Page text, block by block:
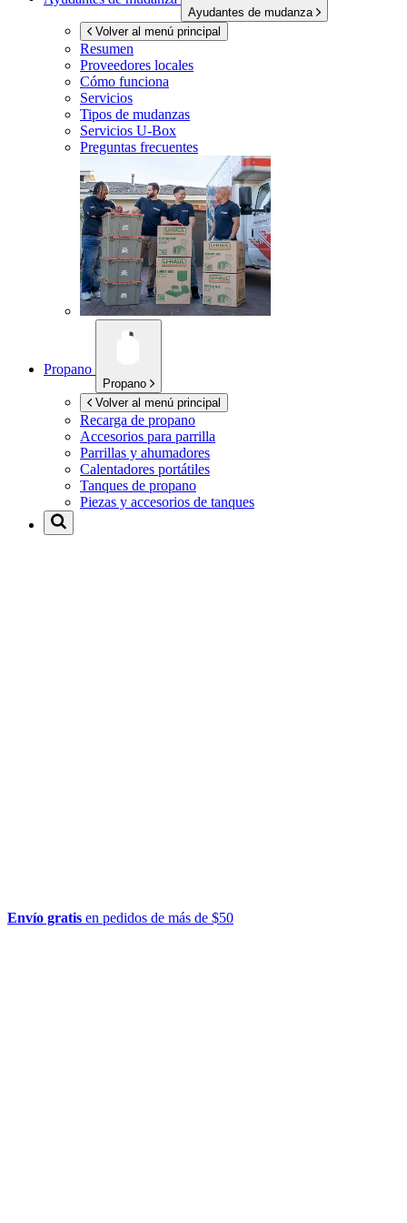
Ayudantes de mudanza
Volver al menú principal
Resumen
Proveedores locales
Cómo funciona
Servicios
Tipos de mudanzas
Servicios U-Box
Preguntas frecuentes
Propano
Propano
Volver al menú principal
Recarga de propano
Accesorios para parrilla
Parrillas y ahumadores
Calentadores portátiles
Tanques de propano
Piezas y accesorios de tanques
Envío gratis en pedidos de más de $50